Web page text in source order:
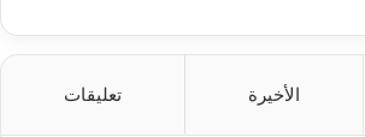
الأخيرة تعليقات